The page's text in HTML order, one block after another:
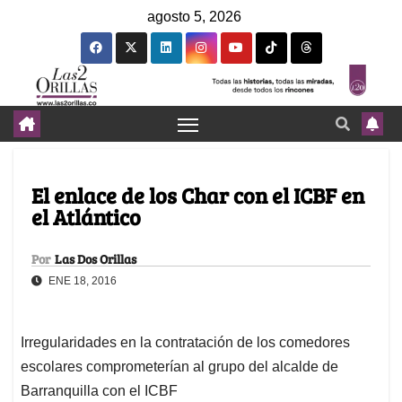
agosto 5, 2026
El enlace de los Char con el ICBF en
el Atlántico
Por Las Dos Orillas
ENE 18, 2016
Irregularidades en la contratación de los comedores
escolares comprometerían al grupo del alcalde de
Barranquilla con el ICBF